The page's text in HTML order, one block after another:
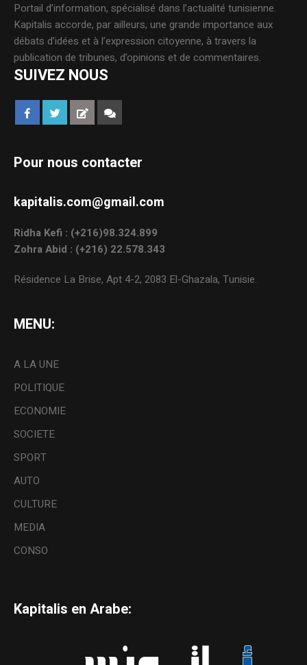
Portail d’information, spécialisé dans l’actualité tunisienne.
Kapitalis accorde, par ailleurs, une grande importance aux
débats d’idées et à l’expression citoyenne, à travers la
publication de tribunes, d’opinions et de commentaires.
SUIVEZ NOUS
Pour nous contacter
kapitalis.com@gmail.com
Ridha Kefi : (+216)98.324.899
Zohra Abid : (+216) 22.578.343
Résidence La Brise, Apt 4-2, 2083 El-Ghazala, Tunisie.
MENU:
A LA UNE
POLITIQUE
ECONOMIE
SOCIETE
SPORT
AUTO
CULTURE
MEDIA
CONSO
Kapitalis en Arabe: